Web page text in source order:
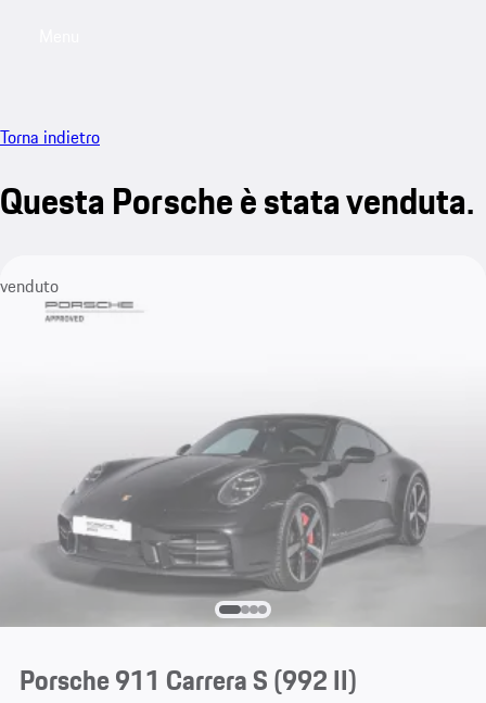
Torna indietro
Questa Porsche è stata venduta.
venduto
Porsche 911 Carrera S(992 II)